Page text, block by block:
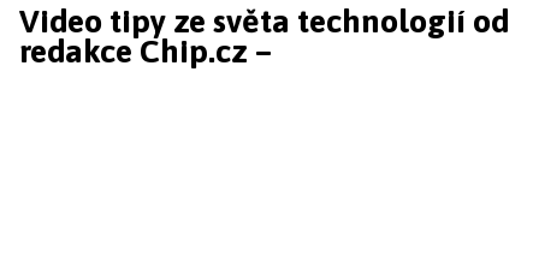
Video tipy ze světa technologií od
redakce Chip.cz –